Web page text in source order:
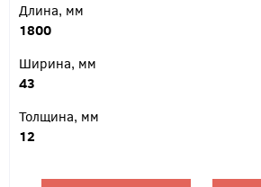
Длина, мм
1800
Ширина, мм
43
Толщина, мм
12